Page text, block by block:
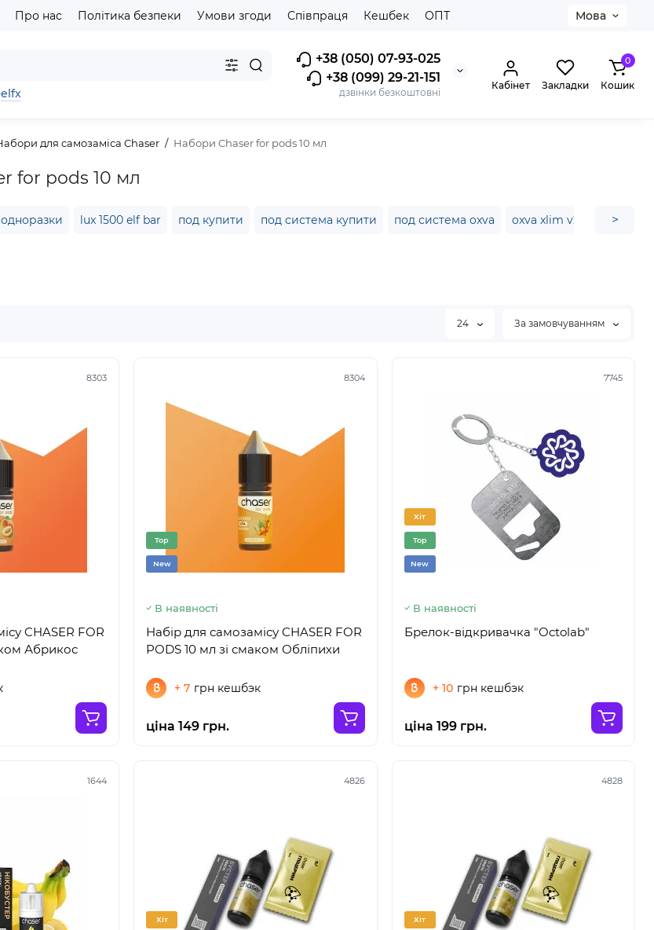
Про нас Політика безпеки Умови згоди Співпраця Кешбек ОПТ Мова
+38 (050) 07-93-025
+38 (099) 29-21-151
дзвінки безкоштовні
elfx
Кабінет Закладки
0
Кошик
для самозаміса Chaser Набори Chaser for pods 10 мл
for pods 10 мл
lux 1500 elf bar под купити под система купити под система oxva oxva xlim v2 xlim v2
>
24 За замовчуванням
8303
CHASER FOR
Абрикос
8304
Top
New
В наявності
Набір для самозамісу CHASER FOR
PODS 10 мл зі смаком Обліпихи
+ 7 грн кешбэк
ціна 149 грн.
7745
Хіт
Top
New
В наявності
Брелок-відкривачка "Octolab"
+ 10 грн кешбэк
ціна 199 грн.
1644 4826
Хіт
4828
Хіт